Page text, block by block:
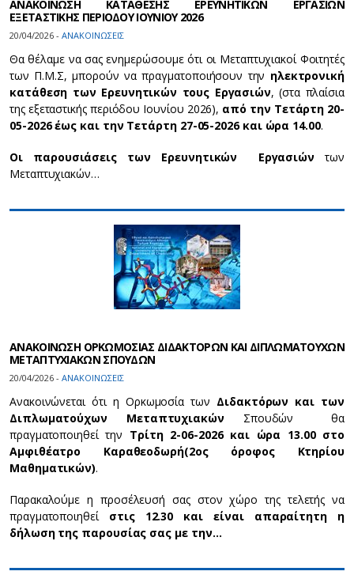
ΑΝΑΚΟΙΝΩΣΗ ΚΑΤΑΘΕΣΗΣ ΕΡΕΥΝΗΤΙΚΩΝ ΕΡΓΑΣΙΩΝ
ΕΞΕΤΑΣΤΙΚΗΣ ΠΕΡΙΟΔΟΥ ΙΟΥΝΙΟΥ 2026
20/04/2026 - ΑΝΑΚΟΙΝΩΣΕΙΣ
Θα θέλαμε να σας ενημερώσουμε ότι οι Μεταπτυχιακοί Φοιτητές
των Π.Μ.Σ, μπορούν να πραγματοποιήσουν την ηλεκτρονική
κατάθεση των Ερευνητικών τους Εργασιών, (στα πλαίσια
της εξεταστικής περιόδου Ιουνίου 2026), από την Τετάρτη 20-
05-2026 έως και την Τετάρτη 27-05-2026 και ώρα 14.00.
Οι παρουσιάσεις των Ερευνητικών Εργασιών των
Μεταπτυχιακών…
ΑΝΑΚΟΙΝΩΣΗ ΟΡΚΩΜΟΣΙΑΣ ΔΙΔΑΚΤΟΡΩΝ ΚΑΙ ΔΙΠΛΩΜΑΤΟΥΧΩΝ
ΜΕΤΑΠΤΥΧΙΑΚΩΝ ΣΠΟΥΔΩΝ
20/04/2026 - ΑΝΑΚΟΙΝΩΣΕΙΣ
Ανακοινώνεται ότι η Ορκωμοσία των Διδακτόρων και των
Διπλωματούχων ΜεταπτυχιακώνΣπουδών θα
πραγματοποιηθεί την Τρίτη 2-06-2026 και ώρα 13.00 στο
Αμφιθέατρο Καραθεοδωρή(2ος όροφος Κτηρίου
Μαθηματικών).
Παρακαλούμε η προσέλευσή σας στον χώρο της τελετής να
πραγματοποιηθεί στις 12.30 και είναι απαραίτητη η
δήλωση της παρουσίας σας με την…